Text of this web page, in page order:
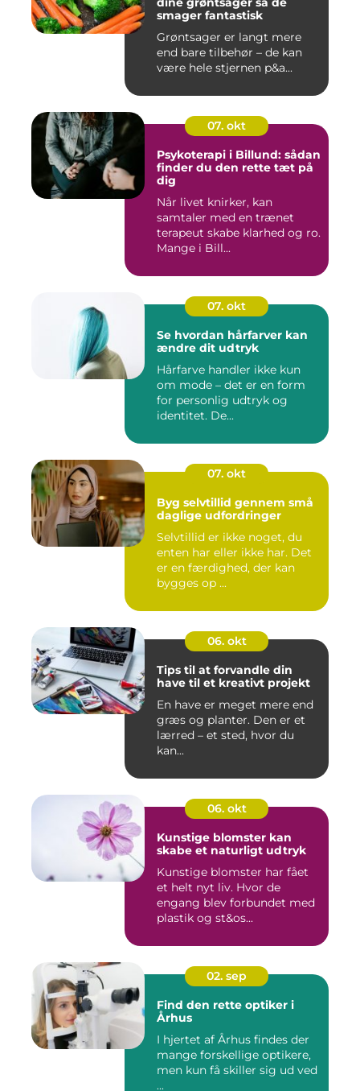
smager fantastisk
Grøntsager er langt mere
end bare tilbehør – de kan
være hele stjernen p&a...
07. okt
Psykoterapi i Billund: sådan
finder du den rette tæt på
dig
Når livet knirker, kan
samtaler med en trænet
terapeut skabe klarhed og ro.
Mange i Bill...
07. okt
Se hvordan hårfarver kan
ændre dit udtryk
Hårfarve handler ikke kun
om mode – det er en form
for personlig udtryk og
identitet. De...
07. okt
Byg selvtillid gennem små
daglige udfordringer
Selvtillid er ikke noget, du
enten har eller ikke har. Det
er en færdighed, der kan
bygges op ...
06. okt
Tips til at forvandle din
have til et kreativt projekt
En have er meget mere end
græs og planter. Den er et
lærred – et sted, hvor du
kan...
06. okt
Kunstige blomster kan
skabe et naturligt udtryk
Kunstige blomster har fået
et helt nyt liv. Hvor de
engang blev forbundet med
plastik og st&os...
02. sep
Find den rette optiker i
Århus
I hjertet af Århus findes der
mange forskellige optikere,
men kun få skiller sig ud ved
...